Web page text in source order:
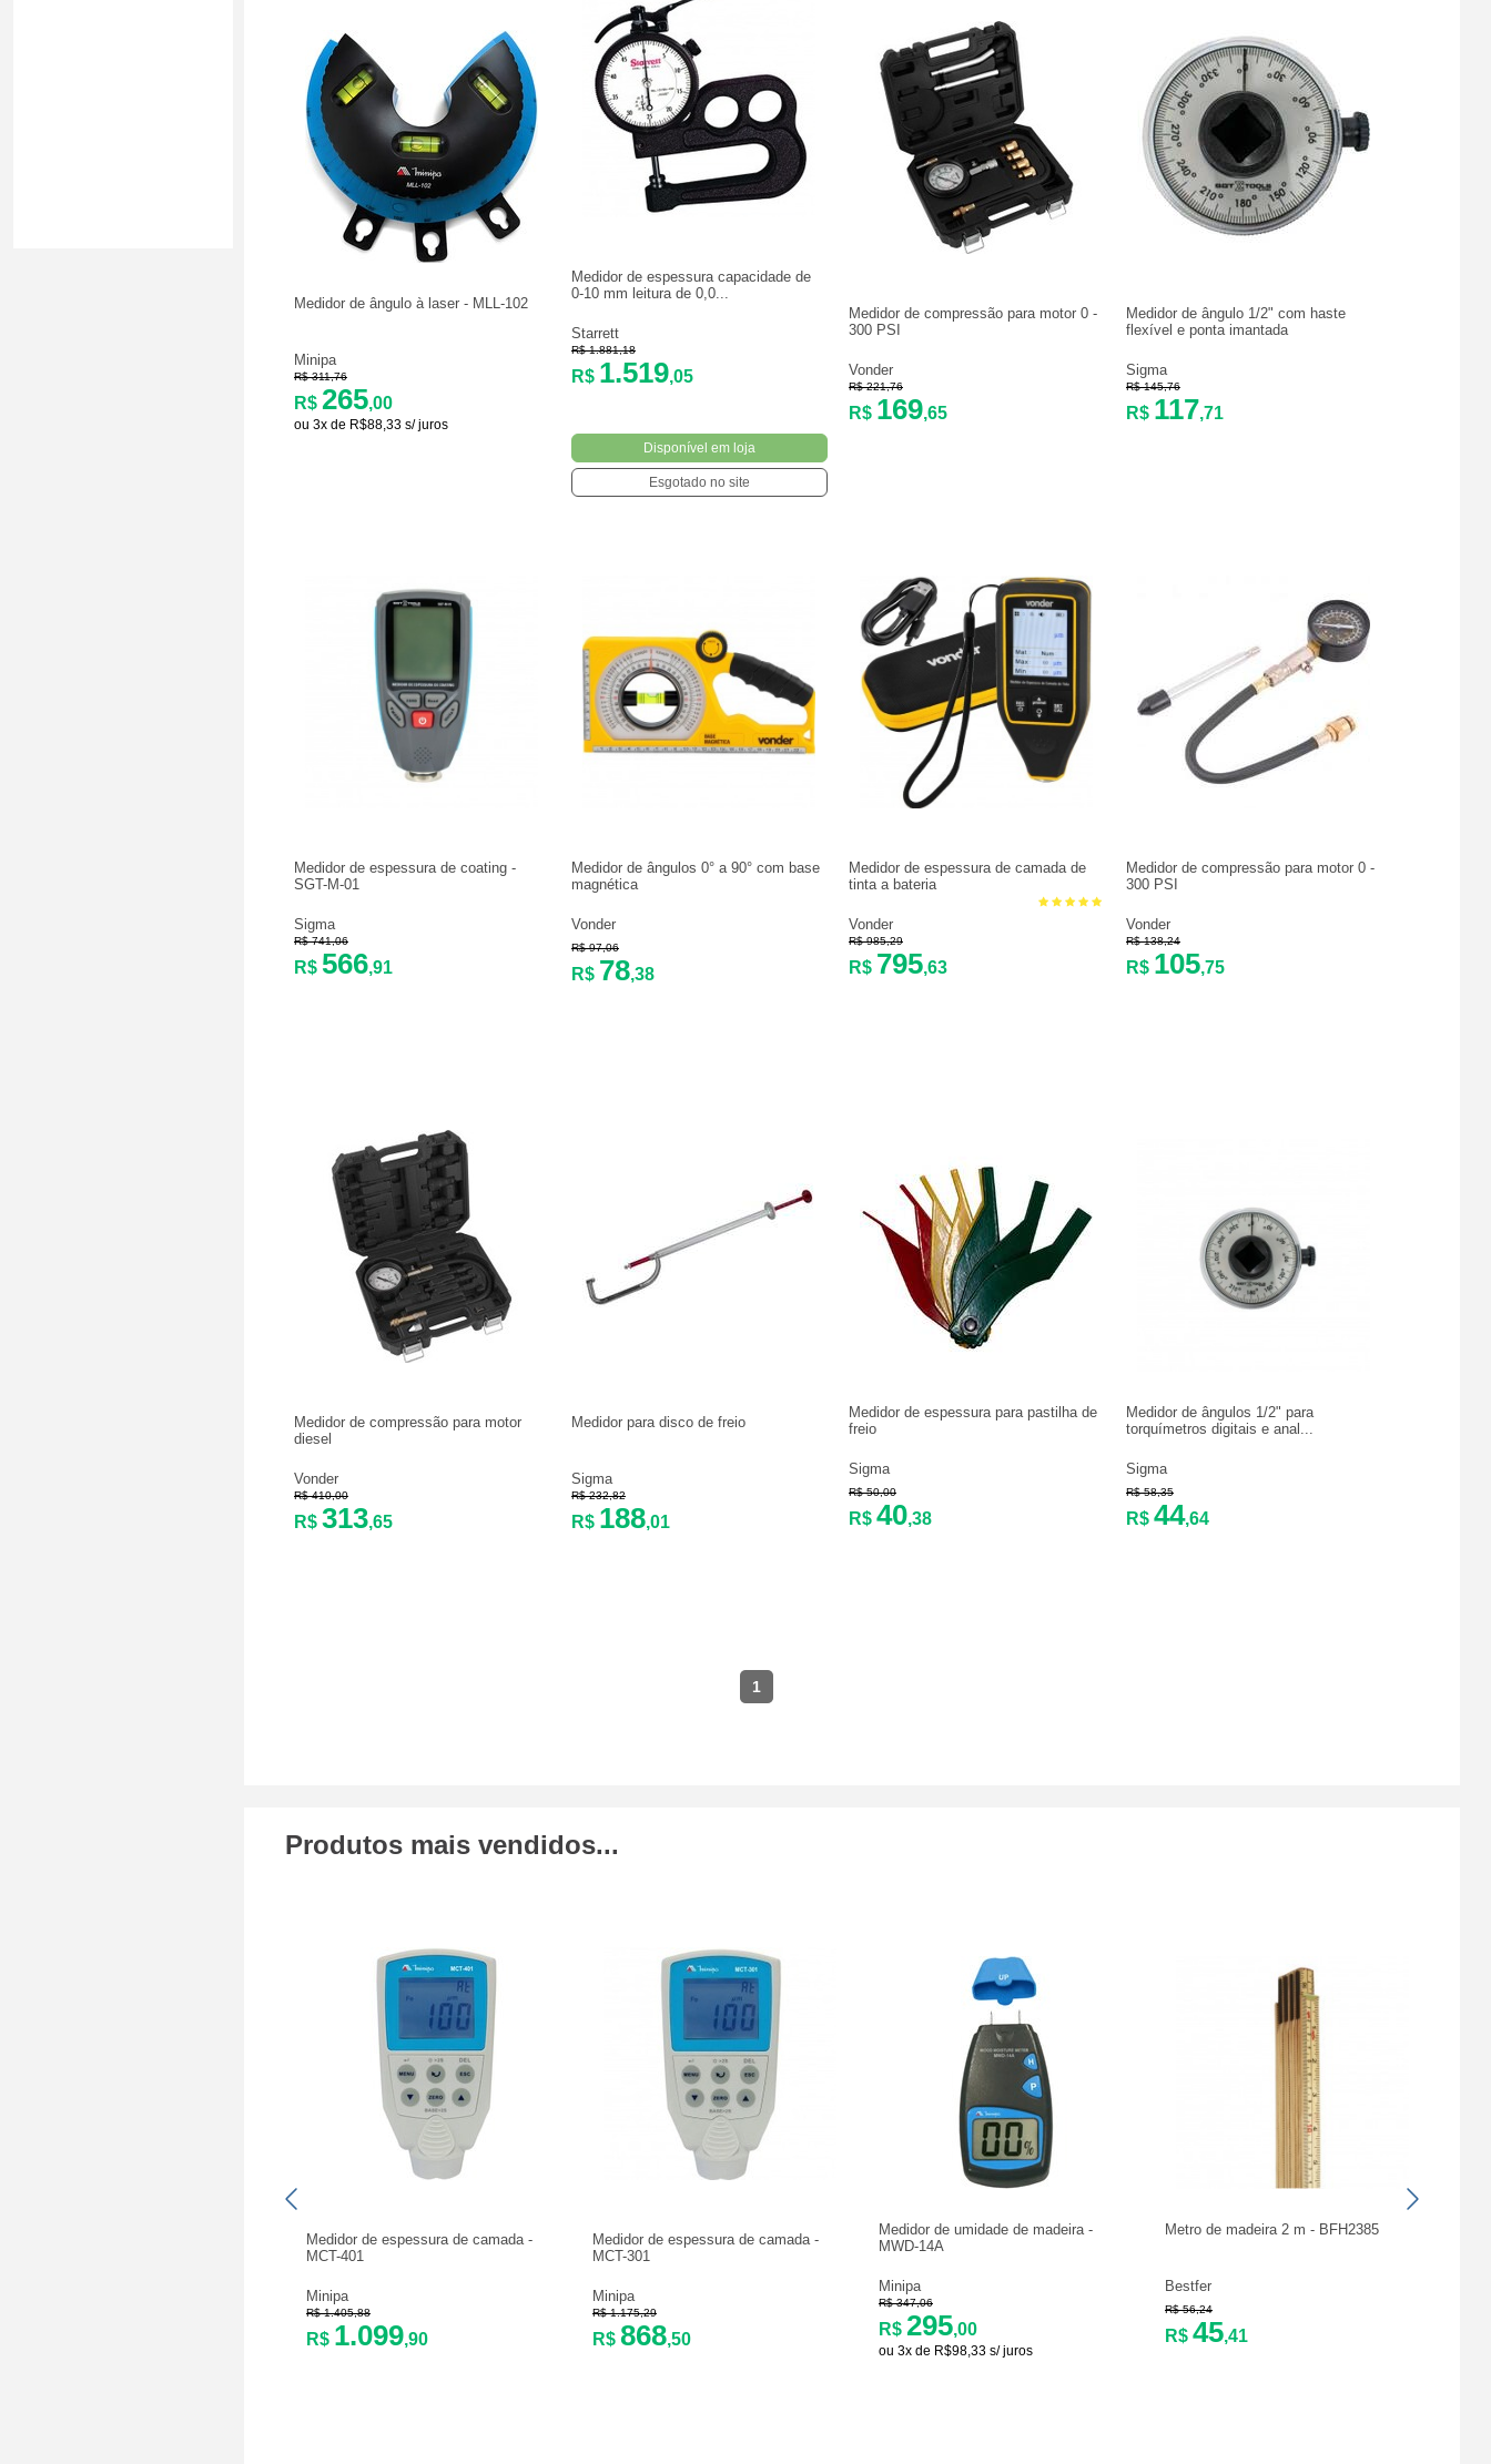
Medidor de ângulo à laser - MLL-102
Minipa
R$ 311,76
R$ 265,00
ou 3x de R$88,33 s/ juros
Medidor de espessura capacidade de
0-10 mm leitura de 0,0...
Starrett
R$ 1.881,18
R$ 1.519,05
Disponível em loja
Esgotado no site
Medidor de compressão para motor 0 -
300 PSI
Vonder
R$ 221,76
R$ 169,65
Medidor de ângulo 1/2" com haste
flexível e ponta imantada
Sigma
R$ 145,76
R$ 117,71
Medidor de espessura de coating -
SGT-M-01
Sigma
R$ 741,06
R$ 566,91
Medidor de ângulos 0° a 90° com base
magnética
Vonder
R$ 97,06
R$ 78,38
Medidor de espessura de camada de
tinta a bateria
Vonder
R$ 985,29
R$ 795,63
Medidor de compressão para motor 0 -
300 PSI
Vonder
R$ 138,24
R$ 105,75
Medidor de compressão para motor
diesel
Vonder
R$ 410,00
R$ 313,65
Medidor para disco de freio
Sigma
R$ 232,82
R$ 188,01
Medidor de espessura para pastilha de
freio
Sigma
R$ 50,00
R$ 40,38
Medidor de ângulos 1/2" para
torquímetros digitais e anal...
Sigma
R$ 58,35
R$ 44,64
1
Produtos mais vendidos...
Medidor de espessura de camada -
MCT-401
Minipa
R$ 1.405,88
R$ 1.099,90
Medidor de espessura de camada -
MCT-301
Minipa
R$ 1.175,29
R$ 868,50
Medidor de umidade de madeira -
MWD-14A
Minipa
R$ 347,06
R$ 295,00
ou 3x de R$98,33 s/ juros
Metro de madeira 2 m - BFH2385
Bestfer
R$ 56,24
R$ 45,41